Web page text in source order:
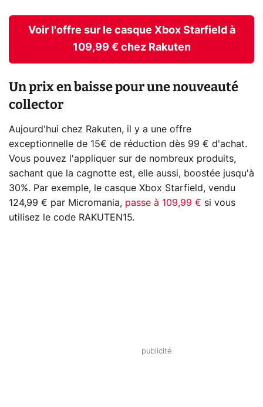
Voir l'offre sur le casque Xbox Starfield à
109,99 € chez Rakuten
Un prix en baisse pour une nouveauté
collector
Aujourd'hui chez Rakuten, il y a une offre
exceptionnelle de 15€ de réduction dès 99 € d'achat.
Vous pouvez l'appliquer sur de nombreux produits,
sachant que la cagnotte est, elle aussi, boostée jusqu'à
30%. Par exemple, le casque Xbox Starfield, vendu
124,99 € par Micromania, passe à 109,99 € si vous
utilisez le code RAKUTEN15.